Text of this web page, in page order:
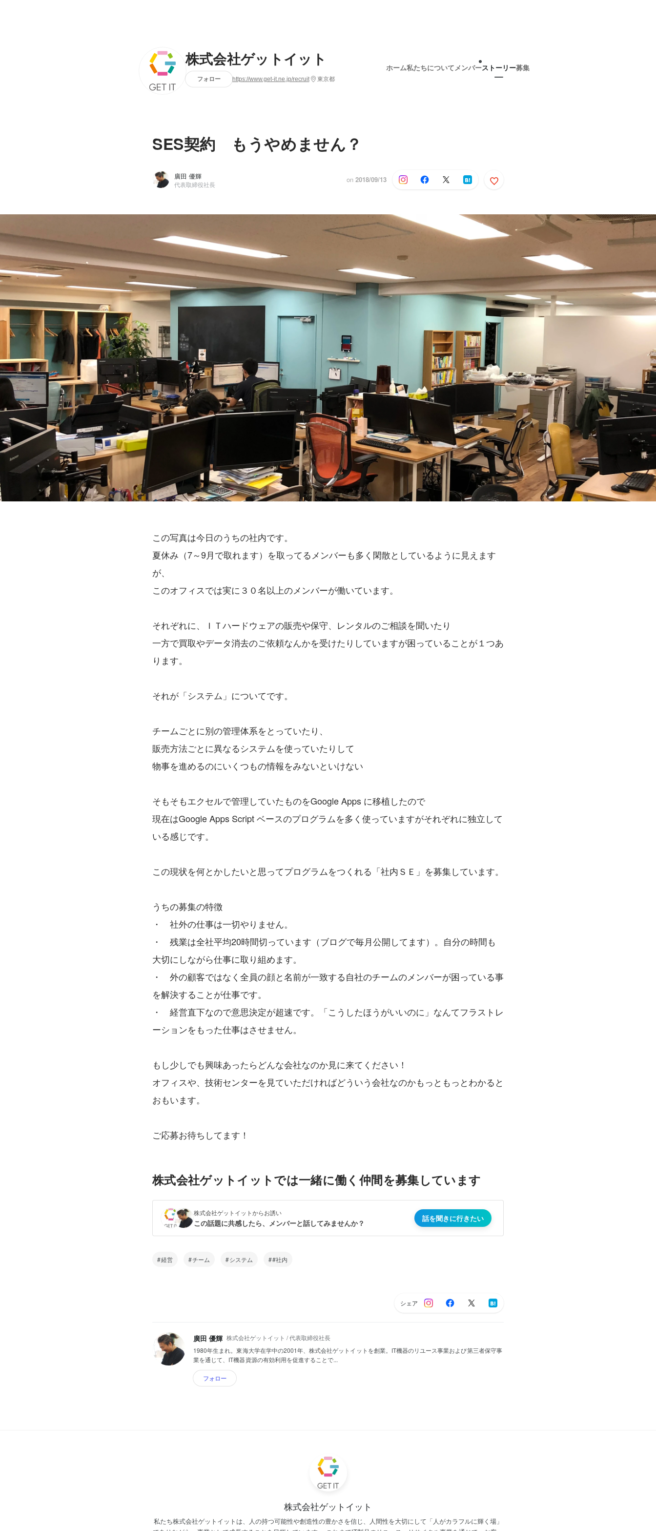
株式会社ゲットイット
フォロー https://www.get-it.ne.jp/recruit 東京都
ホーム私たちについて メンバーストーリー募集
SES契約 もうやめません？
廣田 優輝
代表取締役社長
on 2018/09/13
この写真は今日のうちの社内です。
夏休み（7～9月で取れます）を取ってるメンバーも多く閑散としているように見えます
が、
このオフィスでは実に３０名以上のメンバーが働いています。
それぞれに、ＩＴハードウェアの販売や保守、レンタルのご相談を聞いたり
一方で買取やデータ消去のご依頼なんかを受けたりしていますが困っていることが１つあ
ります。
それが「システム」についてです。
チームごとに別の管理体系をとっていたり、
販売方法ごとに異なるシステムを使っていたりして
物事を進めるのにいくつもの情報をみないといけない
そもそもエクセルで管理していたものをGoogle Apps に移植したので
現在はGoogle Apps Script ベースのプログラムを多く使っていますがそれぞれに独立して
いる感じです。
うちの募集の特徴
・　社外の仕事は一切やりません。
・　残業は全社平均20時間切っています（ブログで毎月公開してます）。自分の時間も
大切にしながら仕事に取り組めます。
・　外の顧客ではなく全員の顔と名前が一致する自社のチームのメンバーが困っている事
を解決することが仕事です。
・　経営直下なので意思決定が超速です。「こうしたほうがいいのに」なんてフラストレ
ーションをもった仕事はさせません。
もし少しでも興味あったらどんな会社なのか見に来てください！
オフィスや、技術センターを見ていただければどういう会社なのかもっともっとわかると
おもいます。
ご応募お待ちしてます！
株式会社ゲットイットでは一緒に働く仲間を募集しています
株式会社ゲットイットからお誘い
この話題に共感したら、メンバーと話してみませんか？ 話を聞きに行きたい
廣田 優輝
株式会社ゲットイット / 代表取締役社長
経営 チーム システム #社内
シェア
廣田 優輝 株式会社ゲットイット / 代表取締役社長
1980年生まれ。東海大学在学中の2001年、株式会社ゲットイットを創業。IT機器のリユース事業および第三者保守事
業を通じて、IT機器資源の有効利用を促進することで...
フォロー
株式会社ゲットイット
私たち株式会社ゲットイットは、人の持つ可能性や創造性の豊かさを信じ、人間性を大切にして「人がカラフルに輝く場」